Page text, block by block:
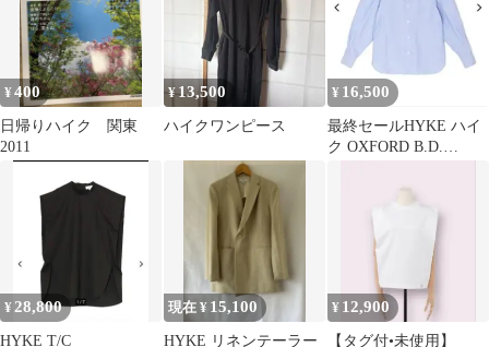
¥400
日帰りハイク 関東
2011
¥13,500
ハイクワンピース
¥ 16,500
最終セールHYKE ハイ
ク OXFORD B.D.
¥28,800
HYKE T/C
現在 ¥ 15,100
HYKE リネンテーラー
¥ 12,900
【タグ付•未使用】